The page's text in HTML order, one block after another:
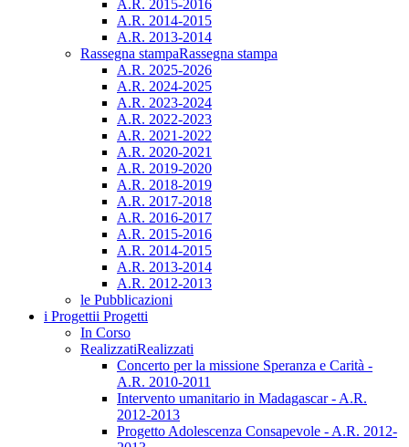
A.R. 2015-2016
A.R. 2014-2015
A.R. 2013-2014
Rassegna stampaRassegna stampa
A.R. 2025-2026
A.R. 2024-2025
A.R. 2023-2024
A.R. 2022-2023
A.R. 2021-2022
A.R. 2020-2021
A.R. 2019-2020
A.R. 2018-2019
A.R. 2017-2018
A.R. 2016-2017
A.R. 2015-2016
A.R. 2014-2015
A.R. 2013-2014
A.R. 2012-2013
le Pubblicazioni
i Progettii Progetti
In Corso
RealizzatiRealizzati
Concerto per la missione Speranza e Carità -
A.R. 2010-2011
Intervento umanitario in Madagascar - A.R.
2012-2013
Progetto Adolescenza Consapevole - A.R. 2012-